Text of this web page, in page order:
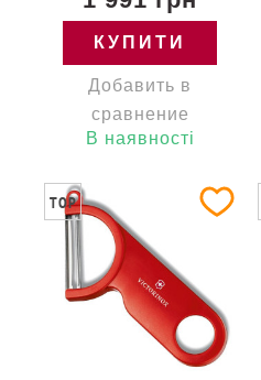
КУПИТИ
Добавить в
сравнение
В наявності
TOP